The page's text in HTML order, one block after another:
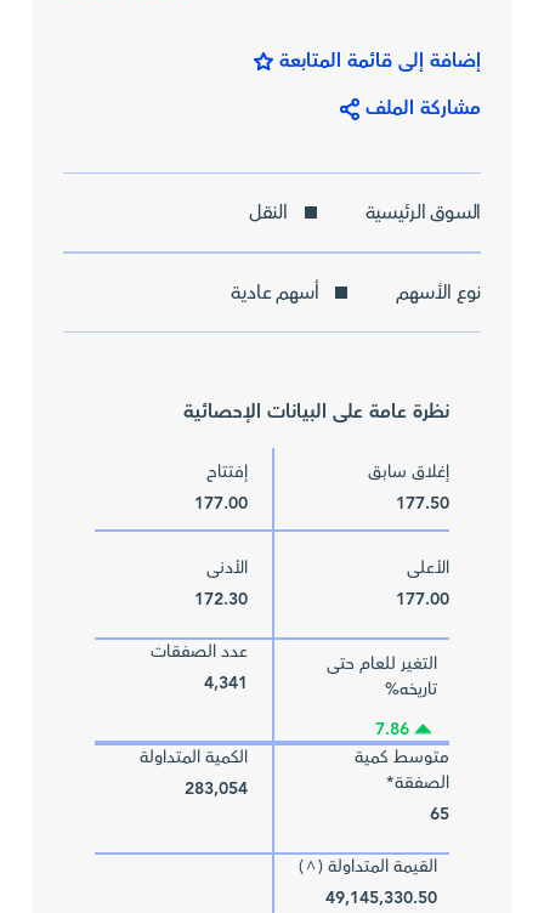
إضافة إلى قائمة المتابعة
مشاركة الملف
السوق الرئيسية النقل
نوع الأسهم أسهم عادية
نظرة عامة على البيانات الإحصائية
إغلاق سابق
177.50
إفتتاح
177.00
الأعلى
177.00
الأدنى
172.30
التغير للعام حتى
تاريخه%
7.86
عدد الصفقات
4,341
متوسط كمية
الصفقة*
65
الكمية المتداولة
283,054
القيمة المتداولة ( ^
)
49,145,330.50